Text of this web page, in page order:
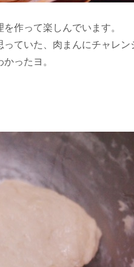
作って楽しんでいます。
ていた、肉まんにチャレン
ったヨ。